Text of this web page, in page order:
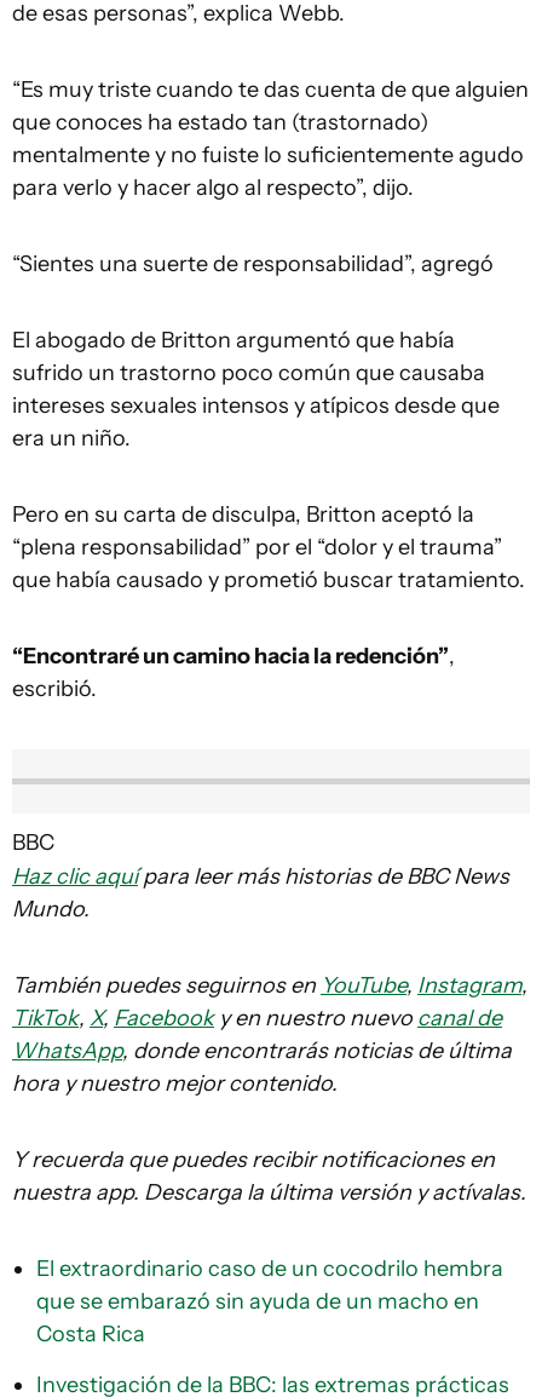
de esas personas”, explica Webb.
“Es muy triste cuando te das cuenta de que alguien
que conoces ha estado tan (trastornado)
mentalmente y no fuiste lo suficientemente agudo
para verlo y hacer algo al respecto”, dijo.
“Sientes una suerte de responsabilidad”, agregó
El abogado de Britton argumentó que había
sufrido un trastorno poco común que causaba
intereses sexuales intensos y atípicos desde que
era un niño.
Pero en su carta de disculpa, Britton aceptó la
“plena responsabilidad” por el “dolor y el trauma”
que había causado y prometió buscar tratamiento.
“Encontraré un camino hacia la redención”,
escribió.
BBC
Haz clic aquípara leer más historias de BBC News
Mundo.
También puedes seguirnos en YouTube, Instagram,
TikTok, X, Facebooky en nuestro nuevo canal de
WhatsApp, donde encontrarás noticias de última
hora y nuestro mejor contenido.
Y recuerda que puedes recibir notificaciones en
nuestra app. Descarga la última versión y actívalas.
El extraordinario caso de un cocodrilo hembra
que se embarazó sin ayuda de un macho en
Costa Rica
Investigación de la BBC: las extremas prácticas